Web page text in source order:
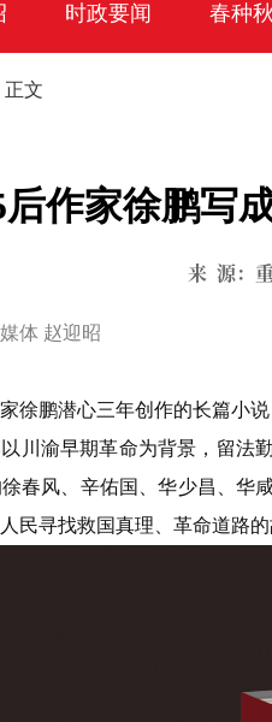
时政要闻 春种
正文
后作家徐鹏写
来 源：
体 赵迎昭
徐鹏潜心三年创作的长篇小
以川渝早期革命为背景，留
春风、辛佑国、华少昌、华
民寻找救国真理、革命道路